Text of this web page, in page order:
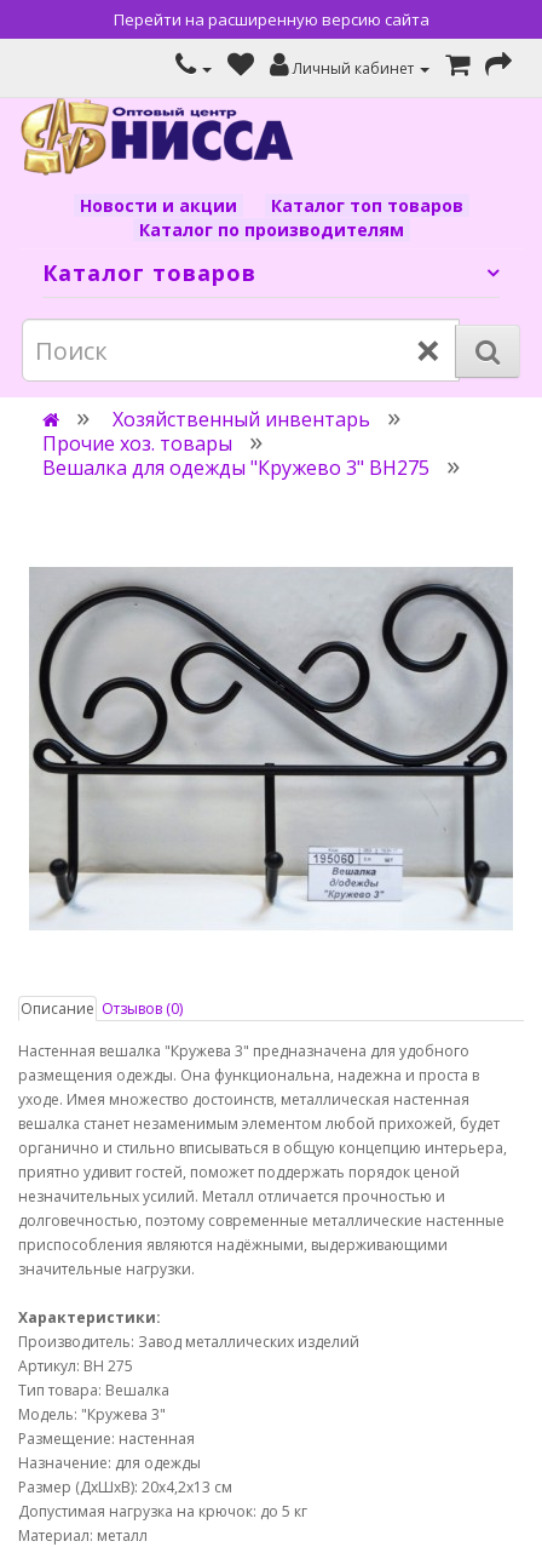
Перейти на расширенную версию сайта
Личный кабинет
Новости и акции
Каталог топ товаров
Каталог по производителям
Каталог товаров
×
Хозяйственный инвентарь
Прочие хоз. товары
Вешалка для одежды "Кружево 3" ВН275
Описание Отзывов (0)
Настенная вешалка "Кружева 3" предназначена для удобного
размещения одежды. Она функциональна, надежна и проста в
уходе. Имея множество достоинств, металлическая настенная
вешалка станет незаменимым элементом любой прихожей, будет
органично и стильно вписываться в общую концепцию интерьера,
приятно удивит гостей, поможет поддержать порядок ценой
незначительных усилий. Металл отличается прочностью и
долговечностью, поэтому современные металлические настенные
приспособления являются надёжными, выдерживающими
значительные нагрузки.
Характеристики:
Производитель: Завод металлических изделий
Артикул: ВН 275
Тип товара: Вешалка
Модель: "Кружева 3"
Размещение: настенная
Назначение: для одежды
Размер (ДхШхВ): 20х4,2х13 см
Допустимая нагрузка на крючок: до 5 кг
Материал: металл